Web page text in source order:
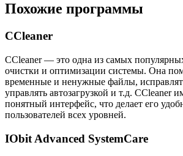
Похожие программы
CCleaner
CCleaner — это одна из самых
очистки и оптимизации системы. Она
временные и ненужные файлы,
управлять автозагрузкой и т.д. CCleaner
понятный интерфейс, что делает его
пользователей всех уровней.
IObit Advanced SystemCare